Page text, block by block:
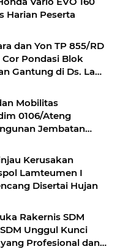
Harian Peserta
dan Yon TP 855/RD
Pondasi Blok
Gantung di Ds. Lawe
Mobilitas
0106/Ateng
Jembatan
Kerusakan
Lamteumen I
Disertai Hujan
Rakernis SDM
Unggul Kunci
Profesional dan